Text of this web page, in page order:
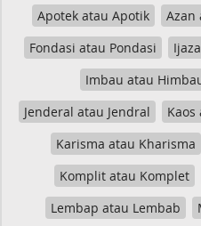
Apotek atau Apotik
Azan
Fondasi atau Pondasi
Imbau atau
Jenderal atau Jendral
Kaos
Karisma atau Kharisma
Komplit atau Komplet
Lembap atau Lembab